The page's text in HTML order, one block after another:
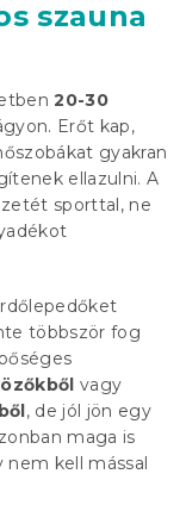
szauna
20-30
Erőt kap,
gyakran
ellazulni. A
sporttal, ne
többször fog
vagy
, de jól jön egy
maga is
kell mással